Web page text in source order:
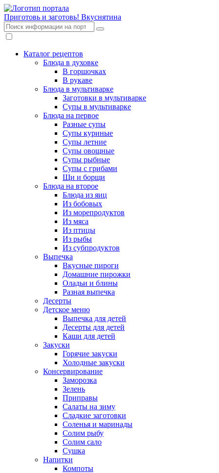
Приготовь и заготовь! Вкуснятина
Каталог рецептов
Блюда в духовке
В горшочках
В рукаве
Блюда в мультиварке
Заготовки в мультиварке
Супы в мультиварке
Блюда на первое
Разные супы
Супы куриные
Супы летние
Супы овощные
Супы рыбные
Супы с грибами
Щи и борщи
Блюда на второе
Блюда из яиц
Из бобовых
Из морепродуктов
Из мяса
Из птицы
Из рыбы
Из субпродуктов
Выпечка
Вкусные пироги
Домашние пирожки
Оладьи и блины
Разная выпечка
Десерты
Детское меню
Выпечка для детей
Десерты для детей
Каши для детей
Закуски
Горячие закуски
Холодные закуски
Консервирование
Заморозка
Зелень
Приправы
Салаты на зиму
Сладкие заготовки
Соленья и маринады
Солим рыбу
Солим сало
Сушка
Напитки
Компоты